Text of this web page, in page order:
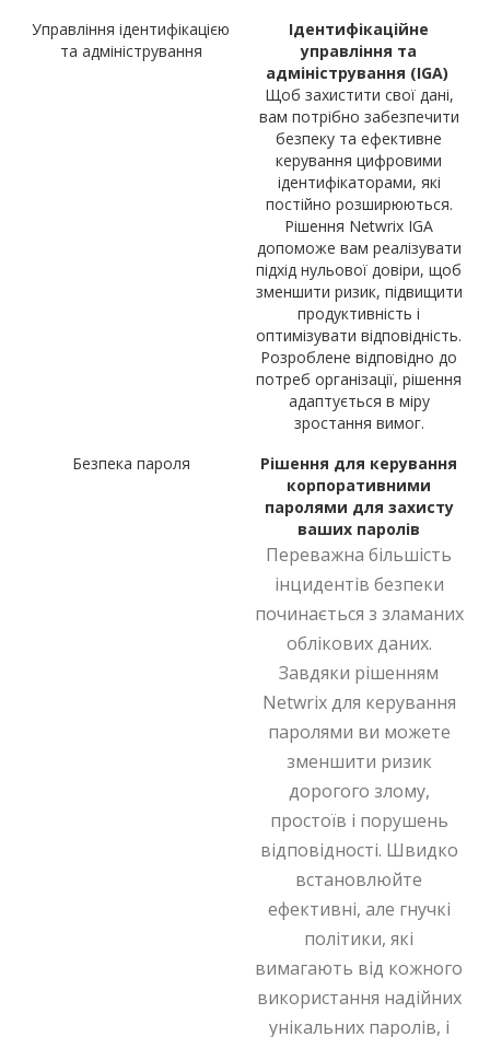
Управління ідентифікацією
та адміністрування
Ідентифікаційне
управління та
адміністрування (IGA)
Щоб захистити свої дані,
вам потрібно забезпечити
безпеку та ефективне
керування цифровими
ідентифікаторами, які
постійно розширюються.
Рішення Netwrix IGA
допоможе вам реалізувати
підхід нульової довіри, щоб
зменшити ризик, підвищити
продуктивність і
оптимізувати відповідність.
Розроблене відповідно до
потреб організації, рішення
адаптується в міру
зростання вимог.
Безпека пароля
Рішення для керування
корпоративними
паролями для захисту
ваших паролів
Переважна більшість
інцидентів безпеки
починається з зламаних
облікових даних.
Завдяки рішенням
Netwrix для керування
паролями ви можете
зменшити ризик
дорогого злому,
простоїв і порушень
відповідності. Швидко
встановлюйте
ефективні, але гнучкі
політики, які
вимагають від кожного
використання надійних
унікальних паролів, і